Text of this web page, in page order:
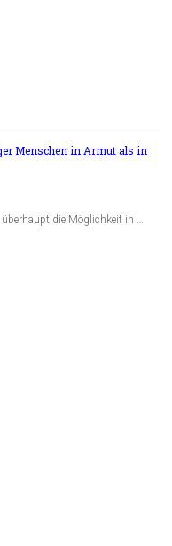
Menschen in Armut als in
die Möglichkeit in …